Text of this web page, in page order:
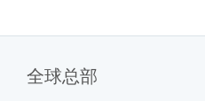
全球总部